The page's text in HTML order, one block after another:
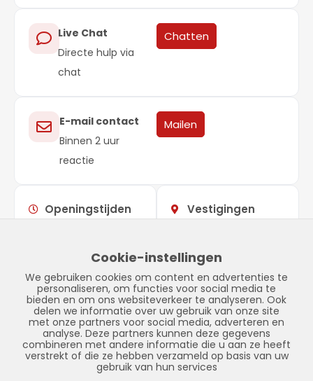
Live Chat
Directe hulp via
chat
Chatten
E-mail contact
Binnen 2 uur
reactie
Mailen
Openingstijden
ZondagGesloten
Vestigingen
Tinnegieter 7
9502 EX Stadskanaal
Cookie-instellingen
We gebruiken cookies om content en advertenties te
personaliseren, om functies voor social media te
bieden en om ons websiteverkeer te analyseren. Ook
delen we informatie over uw gebruik van onze site
met onze partners voor social media, adverteren en
analyse. Deze partners kunnen deze gegevens
combineren met andere informatie die u aan ze heeft
verstrekt of die ze hebben verzameld op basis van uw
gebruik van hun services